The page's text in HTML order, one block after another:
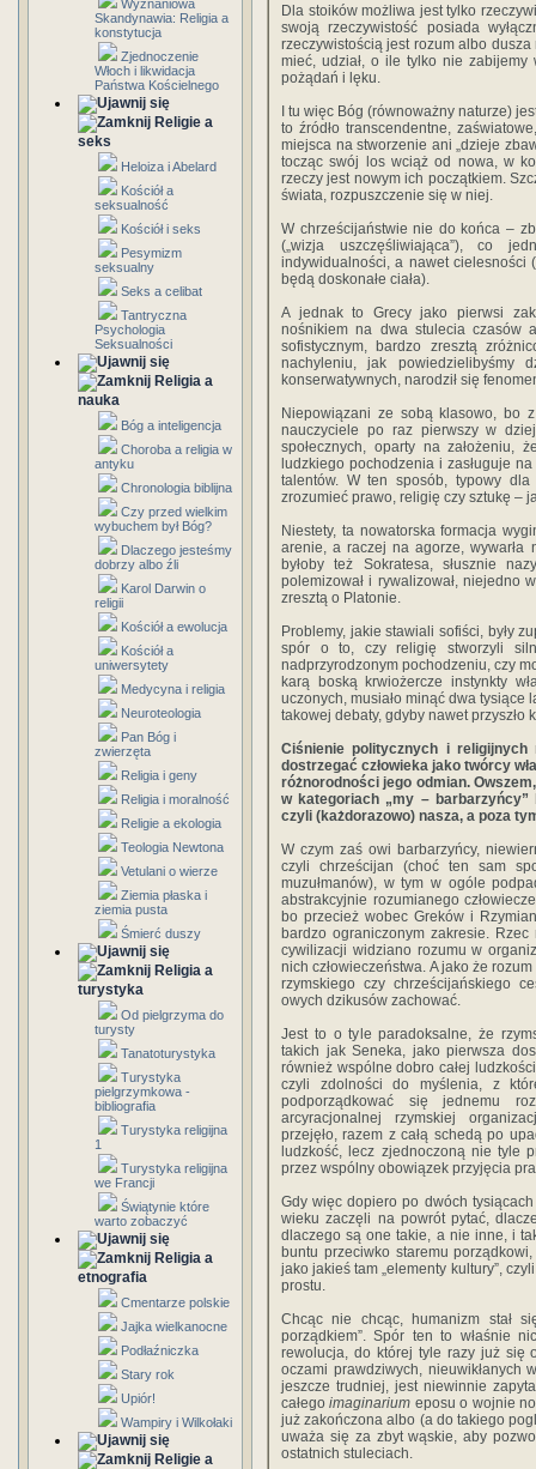
Wyznaniowa
Skandynawia: Religia a
konstytucja
Zjednoczenie
Włoch i likwidacja
Państwa Kościelnego
Religie a
seks
Heloiza i Abelard
Kościół a
seksualność
Kościół i seks
Pesymizm
seksualny
Seks a celibat
Tantryczna
Psychologia
Seksualności
Religia a
nauka
Bóg a inteligencja
Choroba a religia w
antyku
Chronologia biblijna
Czy przed wielkim
wybuchem był Bóg?
Dlaczego jesteśmy
dobrzy albo źli
Karol Darwin o
religii
Kościół a ewolucja
Kościół a
uniwersytety
Medycyna i religia
Neuroteologia
Pan Bóg i
zwierzęta
Religia i geny
Religia i moralność
Religie a ekologia
Teologia Newtona
Vetulani o wierze
Ziemia płaska i
ziemia pusta
Śmierć duszy
Religia a
turystyka
Od pielgrzyma do
turysty
Tanatoturystyka
Turystyka
pielgrzymkowa -
bibliografia
Turystyka religijna
1
Turystyka religijna
we Francji
Świątynie które
warto zobaczyć
Religia a
etnografia
Cmentarze polskie
Jajka wielkanocne
Podłaźniczka
Stary rok
Upiór!
Wampiry i Wilkołaki
Religie a
Dla stoików możliwa jest tylko
swoją rzeczywistość posiada
rzeczywistością jest rozum albo
mieć, udział, o ile tylko nie
pożądań i lęku.
I tu więc Bóg (równoważny naturze)
to źródło transcendentne,
miejsca na stworzenie ani „dzieje
tocząc swój los wciąż od nowa, w
rzeczy jest nowym ich początkiem.
świata, rozpuszczenie się w niej.
W chrześcijaństwie nie do końca –
(„wizja uszczęśliwiająca”), co
indywidualności, a nawet cielesności
będą doskonałe ciała).
A jednak to Grecy jako pierwsi
nośnikiem na dwa stulecia czasów
sofistycznym, bardzo zresztą
nachyleniu, jak powiedzielibyśmy
konserwatywnych, narodził się
Niepowiązani ze sobą klasowo, bo
nauczyciele po raz pierwszy w
społecznych, oparty na założeniu,
ludzkiego pochodzenia i zasługuje
talentów. W ten sposób, typowy
zrozumieć prawo, religię czy sztukę –
Niestety, ta nowatorska formacja
arenie, a raczej na agorze, wywarła
byłoby też Sokratesa, słusznie
polemizował i rywalizował, niejedno
zresztą o Platonie.
Problemy, jakie stawiali sofiści, były
spór o to, czy religię stworzyli
nadprzyrodzonym pochodzeniu, czy
karą boską krwiożercze instynkty
uczonych, musiało minąć dwa tysiące
takowej debaty, gdyby nawet przyszło
Ciśnienie politycznych i religijnych
dostrzegać człowieka jako twórcy
różnorodności jego odmian.
w kategoriach „my – barbarzyńcy”
czyli (każdorazowo) nasza, a poza
W czym zaś owi barbarzyńcy,
czyli chrześcijan (choć ten sam
muzułmanów), w tym w ogóle
abstrakcyjnie rozumianego
bo przecież wobec Greków i
bardzo ograniczonym zakresie.
cywilizacji widziano rozumu w
nich człowieczeństwa. A jako że
rzymskiego czy chrześcijańskiego
owych dzikusów zachować.
Jest to o tyle paradoksalne, że
takich jak Seneka, jako pierwsza
również wspólne dobro całej
czyli zdolności do myślenia, z
podporządkować się jednemu
arcyracjonalnej rzymskiej
przejęło, razem z całą schedą po
ludzkość, lecz zjednoczoną nie tyle
przez wspólny obowiązek przyjęcia
Gdy więc dopiero po dwóch
wieku zaczęli na powrót pytać,
dlaczego są one takie, a nie inne, i
buntu przeciwko staremu
jako jakieś tam „elementy kultury”,
prostu.
Chcąc nie chcąc, humanizm stał
porządkiem”. Spór ten to właśnie
rewolucja, do której tyle razy już się
oczami prawdziwych, nieuwikłanych
jeszcze trudniej, jest niewinnie
całegoimaginarium eposu o wojnie
już zakończona albo (a do takiego
uważa się za zbyt wąskie, aby
ostatnich stuleciach.